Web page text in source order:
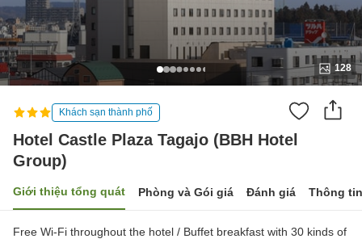
128
Khách sạn thành phố
Hotel Castle Plaza Tagajo (BBH Hotel
Group)
Giới thiệu tổng quát Phòng và Gói giá Đánh giá Thông
Free Wi-Fi throughout the hotel / Buffet breakfast with 30 kinds of